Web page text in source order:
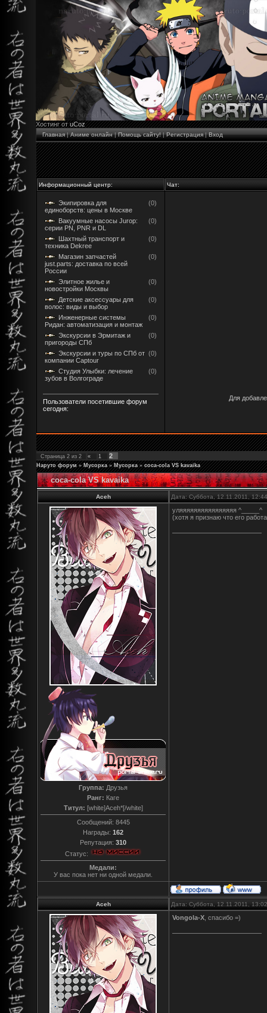
Хостинг отuCoz
Главная|Аниме онлайн|Помощь сайту!|Регистрация|Вход
Информационный центр: Чат:
Экипировка для
единоборств: цены в Москве
(0)
Вакуумные насосы Jurop:
серии PN, PNR и DL
(0)
Шахтный транспорт и
техника Dekree
(0)
Магазин запчастей
just.parts: доставка по всей
России
(0)
Элитное жилье и
новостройки Москвы
(0)
Детские аксессуары для
волос: виды и выбор
(0)
Инженерные системы
Ридан: автоматизация и монтаж
(0)
Экскурсии в Эрмитаж и
пригороды СПб
(0)
Экскурсии и туры по СПб от
компании Captour
(0)
Студия Улыбки: лечение
зубов в Волгограде
(0)
Пользователи посетившие форум
сегодня:
Для
Страница 2 из 2 « 1 2
Наруто форум » Мусорка » Мусорка » coca-cola VS kavaika
coca-cola VS kavaika
Aceh Дата: Суббота, 12.11.2011,
Группа: Друзья
Ранг: Каге
Титул: [white]Aceh*[/white]
Сообщений: 8445
Награды: 162
Репутация: 310
Статус:
Медали:
У вас пока нет ни одной медали.
уляяяяяяяяяяяяяяяя ^_____^
(хотя я признаю что его
Aceh Дата: Суббота, 12.11.2011,
Vongola-X , спасибо =)